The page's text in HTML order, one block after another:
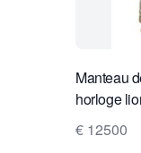
Manteau
horloge
aiguilles
sonnerie
€ 12500